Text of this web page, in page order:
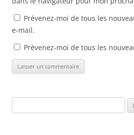
Prévenez-moi de tous les
e-mail.
Prévenez-moi de tous les